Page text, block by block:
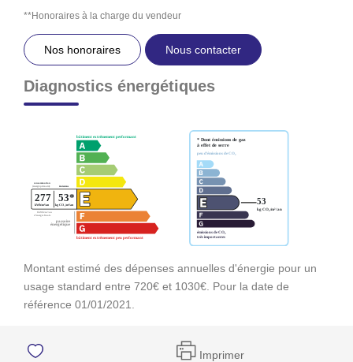
**Honoraires à la charge du vendeur
Nos honoraires Nous contacter
Diagnostics énergétiques
Montant estimé des dépenses annuelles d'énergie pour un
usage standard entre 720€ et 1030€. Pour la date de
référence 01/01/2021.
Imprimer